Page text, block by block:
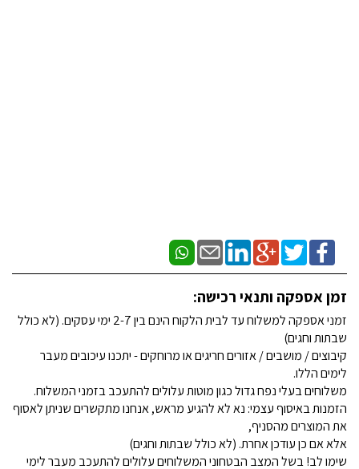
זמן אספקה ותנאי רכישה:
זמני אספקה למשלוח עד לבית הלקוח הינם בין 2-7 ימי עסקים. (לא כולל
שבתות וחגים)
קיבוצים / מושבים / אזורים חריגים או מרוחקים - יתכנו עיכובים מעבר
לימים הללו.
משלוחים בעלי נפח גדול כגון מוטות עלולים להתעכב בזמני המשלוח.
הזמנות באיסוף עצמי: נא לא להגיע מראש, אנחנו מתקשרים שניתן לאסוף
את המוצרים מהסניף,
אלא אם כן עודכן אחרת. (לא כולל שבתות וחגים)
שימו לב! בשל המצב הבטחוני המשלוחים עלולים להתעכב מעבר לימי